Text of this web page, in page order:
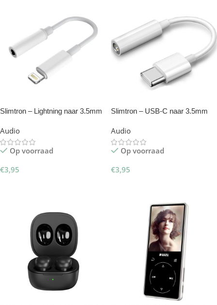
Slimtron – Lightning naar 3.5mm
Audio
Op voorraad
€3,95
Slimtron – USB-C naar 3.5mm
converter
Audio
Op voorraad
€3,95